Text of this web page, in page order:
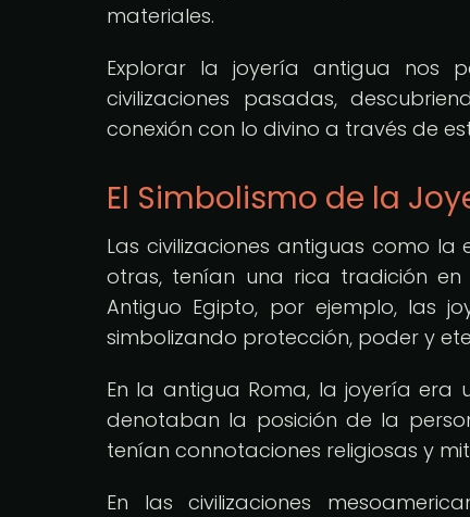
materiales.
Explorar la joyería antigua nos
civilizaciones pasadas,
conexión con lo divino a través de
El Simbolismo de la
Las civilizaciones antiguas como
otras, tenían una rica tradición
Antiguo Egipto, por ejemplo, las
simbolizando protección, poder y
En la antigua Roma, la joyería era
denotaban la posición de la
tenían connotaciones religiosas y
En las civilizaciones